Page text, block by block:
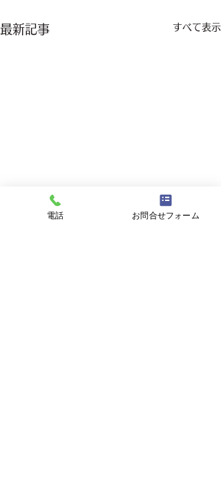
最新記事 すべて表示
電話 お問合せフォーム